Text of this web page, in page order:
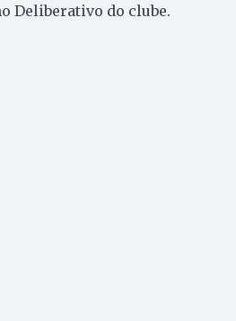
Deliberativo do clube.